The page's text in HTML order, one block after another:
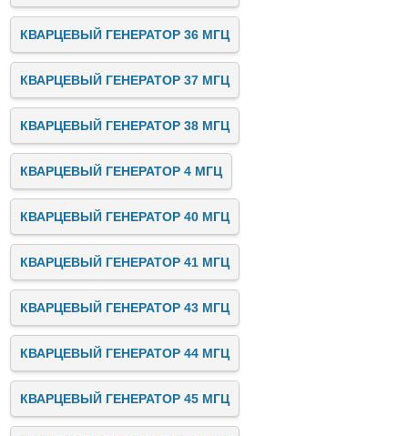
КВАРЦЕВЫЙ ГЕНЕРАТОР 36 МГЦ
КВАРЦЕВЫЙ ГЕНЕРАТОР 37 МГЦ
КВАРЦЕВЫЙ ГЕНЕРАТОР 38 МГЦ
КВАРЦЕВЫЙ ГЕНЕРАТОР 4 МГЦ
КВАРЦЕВЫЙ ГЕНЕРАТОР 40 МГЦ
КВАРЦЕВЫЙ ГЕНЕРАТОР 41 МГЦ
КВАРЦЕВЫЙ ГЕНЕРАТОР 43 МГЦ
КВАРЦЕВЫЙ ГЕНЕРАТОР 44 МГЦ
КВАРЦЕВЫЙ ГЕНЕРАТОР 45 МГЦ